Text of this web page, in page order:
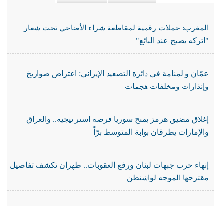
المغرب: حملات رقمية لمقاطعة شراء الأضاحي تحت شعار
"اتركه يصيح عند البائع"
عمّان والمنامة في دائرة التصعيد الإيراني: اعتراض صواريخ
وإنذارات ومخلفات هجمات
إغلاق مضيق هرمز يمنح سوريا فرصة استراتيجية.. والعراق
والإمارات يطرقان بوابة المتوسط برّاً
إنهاء حرب جبهات لبنان ورفع العقوبات.. طهران تكشف تفاصيل
مقترحها الموجه لواشنطن